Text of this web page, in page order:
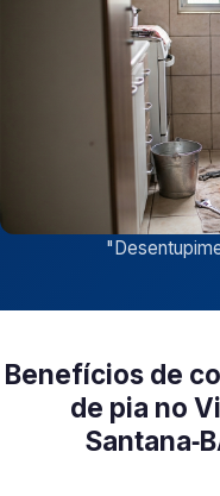
"
Benefícios de
de pia no